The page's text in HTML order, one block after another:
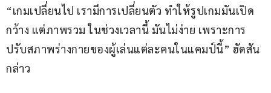
“เกมเปลี่ยนไป เรามีการเปลี่ยนตัว ทำให้รูปเกมมันเปิด
กว้าง แต่ภาพรวม ในช่วงเวลานี้ มันไม่ง่าย เพราะการ
ปรับสภาพร่างกายของผู้เล่นแต่ละคนในแคมป์นี้” ฮัดสัน
กล่าว